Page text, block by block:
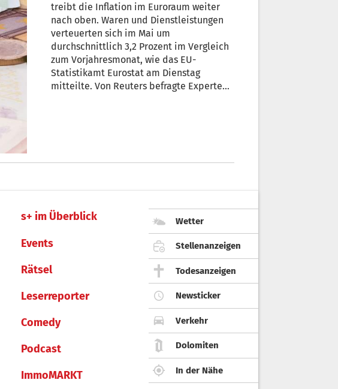
treibt die Inflation im Euroraum weiter
nach oben. Waren und Dienstleistungen
verteuerten sich im Mai um
durchschnittlich 3,2 Prozent im Vergleich
zum Vorjahresmonat, wie das EU-
Statistikamt Eurostat am Dienstag
mitteilte. Von Reuters befragte Experten
s+ im Überblick
Events
Rätsel
Leserreporter
Comedy
Podcast
ImmoMARKT
Wetter
Stellenanzeigen
Todesanzeigen
Newsticker
Verkehr
Dolomiten
In der Nähe